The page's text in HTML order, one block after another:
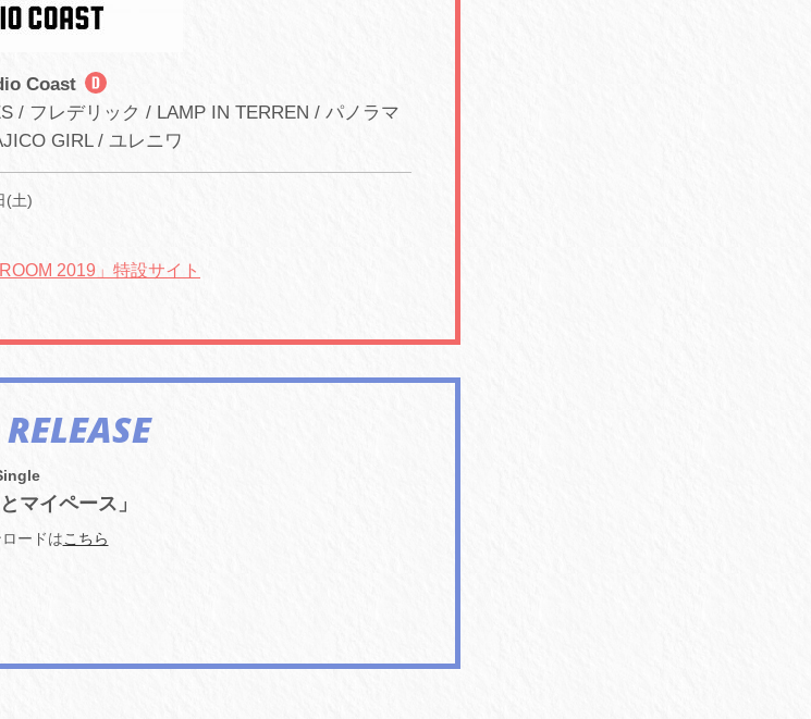
Coast
/ フレデリック / LAMP IN TERREN / パノラマ
GIRL / ユレニワ
(土)
2019」特設サイト
RELEASE
マイペース」
ードはこちら